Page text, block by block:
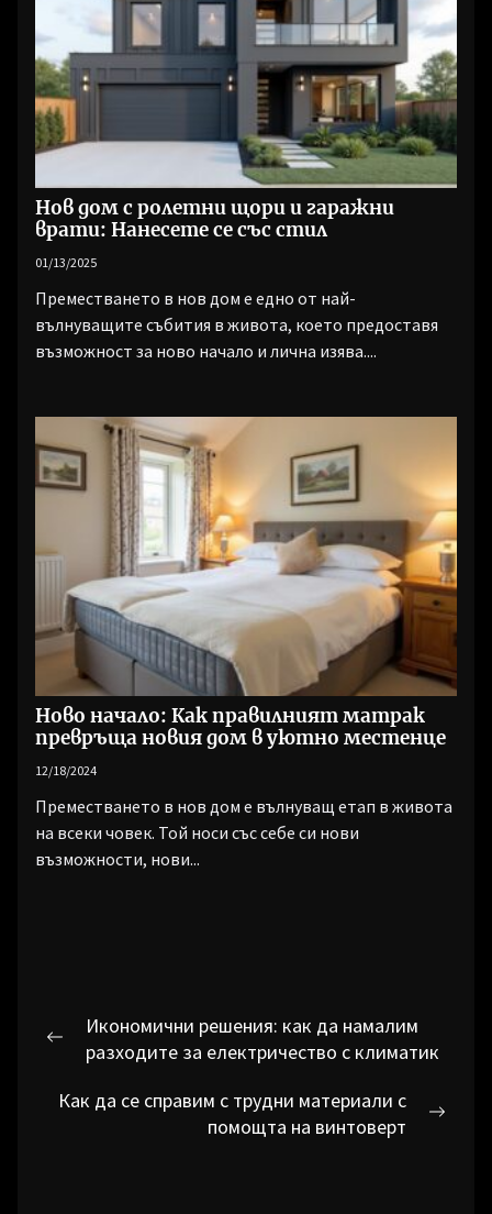
Нов дом с ролетни щори и гаражни
врати: Нанесете се със стил
01/13/2025
Преместването в нов дом е едно от най-
вълнуващите събития в живота, което предоставя
възможност за ново начало и лична изява....
Ново начало: Как правилният матрак
превръща новия дом в уютно местенце
12/18/2024
Преместването в нов дом е вълнуващ етап в живота
на всеки човек. Той носи със себе си нови
възможности, нови...
Навигация
Previous
Икономични решения: как да намалим
разходите за електричество с климатик
Как да се справим с трудни материали с
помощта на винтоверт